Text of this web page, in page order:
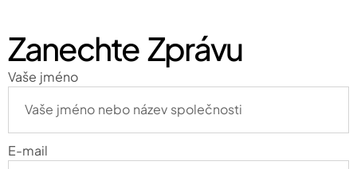
Zanechte Zprávu
Vaše jméno
E-mail